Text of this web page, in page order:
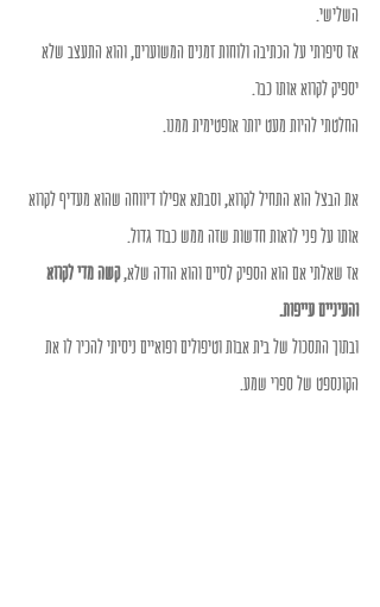
השלישי.
אז סיפרתי על הכתיבה ולוחות זמנים המשוערים, והוא התעצב שלא
יספיק לקרוא אותו כבר.
החלטתי להיות מעט יותר אופטימית ממנו.
את הבצל הוא התחיל לקרוא, וסבתא אפילו דיווחה שהוא מעדיף לקרוא
אותו על פני לראות חדשות שזה ממש כבוד גדול.
אז שאלתי אם הוא הספיק לסיים והוא הודה שלא, קשה מדי לקרוא
והעיניים עייפות.
ובתוך התסכול של בית אבות וטיפולים רפואיים ניסיתי להכיר לו את
הקונספט של ספרי שמע.